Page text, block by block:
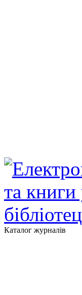
Каталог журналів